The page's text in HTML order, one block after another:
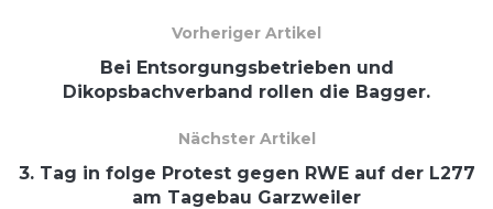
Vorheriger Artikel
Bei Entsorgungsbetrieben und
Dikopsbachverband rollen die Bagger.
Nächster Artikel
3. Tag in folge Protest gegen RWE auf der L277
am Tagebau Garzweiler